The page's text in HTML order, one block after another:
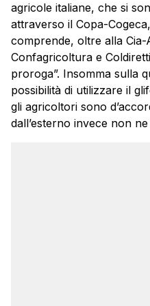
agricole italiane, che si
attraverso il Copa-
comprende, oltre alla
Confagricoltura e
proroga”. Insomma sulla
possibilità di utilizzare il
gli agricoltori sono
dall’esterno invece non